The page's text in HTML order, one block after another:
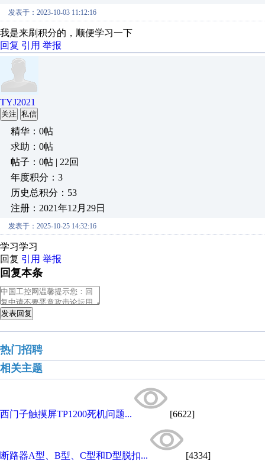
发表于：2023-10-03 11:12:16
我是来刷积分的，顺便学习一下
回复 引用 举报
TYJ2021
关注 私信
精华：0帖
求助：0帖
帖子：0帖 | 22回
年度积分：3
历史总积分：53
注册：2021年12月29日
发表于：2025-10-25 14:32:16
学习学习
回复 引用 举报
回复本条
发表回复
热门招聘
相关主题
西门子触摸屏TP1200死机问题... [6622]
断路器A型、B型、C型和D型脱扣... [4334]